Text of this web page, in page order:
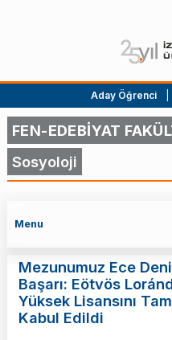
Aday Öğrenci
FEN-EDEBİYAT
Sosyoloji
Menu
Mezunumuz Ece
Başarı: Eötvös
Yüksek Lisansını
Kabul Edildi